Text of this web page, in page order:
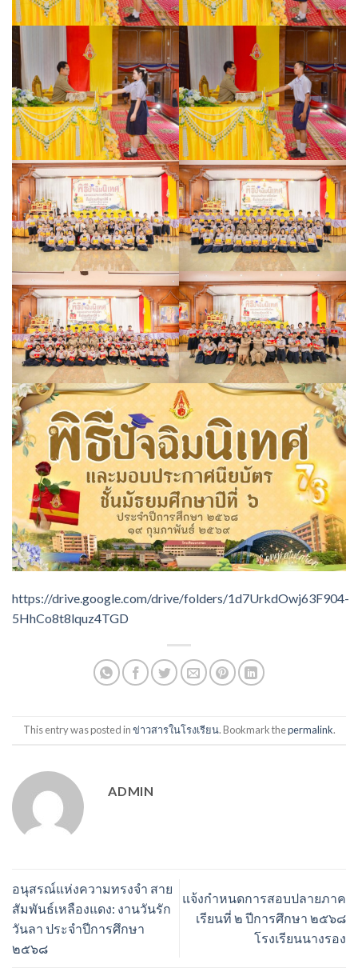
https://drive.google.com/drive/folders/1d7UrkdOwj63F904-
5HhCo8t8lquz4TGD
This entry was posted inข่าวสารในโรงเรียน. Bookmark thepermalink.
ADMIN
อนุสรณ์แห่งความทรงจำ สาย
สัมพันธ์เหลืองแดง: งานวันรัก
วันลา ประจำปีการศึกษา
๒๕๖๘
แจ้งกำหนดการสอบปลายภาค
เรียนที่ ๒ ปีการศึกษา ๒๕๖๘
โรงเรียนนางรอง